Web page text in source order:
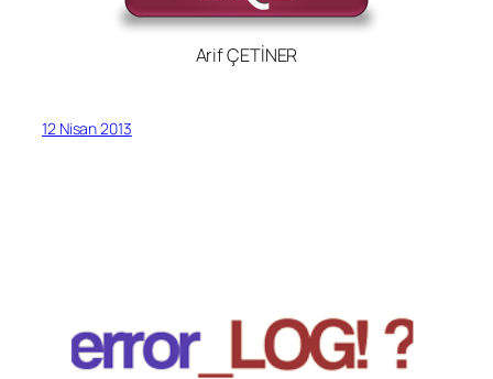
Arif ÇETİNER
12 Nisan 2013